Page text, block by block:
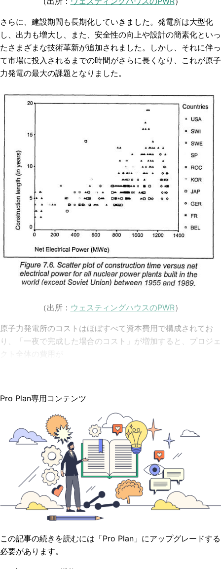
さらに、建設期間も長期化していきました。発電所は大型化
し、出力も増大し、また、安全性の向上や設計の簡素化といっ
たさまざまな技術革新が追加されました。しかし、それに伴っ
て市場に投入されるまでの時間がさらに長くなり、これが原子
力発電の最大の課題となりました。
（出所： ウェスティングハウスのPWR）
原子力発電所のコストはほぼすべて資本費用で構成されてお
り、「一夜で完成した場合のコスト」が増加すると、プロジェ
クト全体の費用が
Pro Plan専用コンテンツ
この記事の続きを読むには「Pro Plan」にアップグレードする
必要があります。